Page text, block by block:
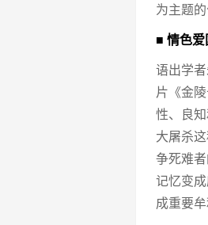
为主题
■ 情色爱
语出学
片《金
性、良
大屠杀
争死难
记忆变
成重要